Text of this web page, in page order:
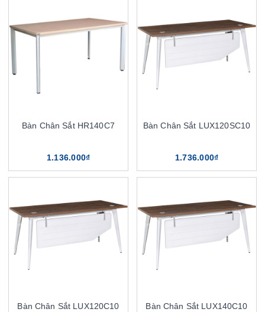
Bàn Chân Sắt HR140C7
1.136.000₫
Bàn Chân Sắt LUX120SC10
1.736.000₫
Bàn Chân Sắt LUX120C10 Bàn Chân Sắt LUX140C10